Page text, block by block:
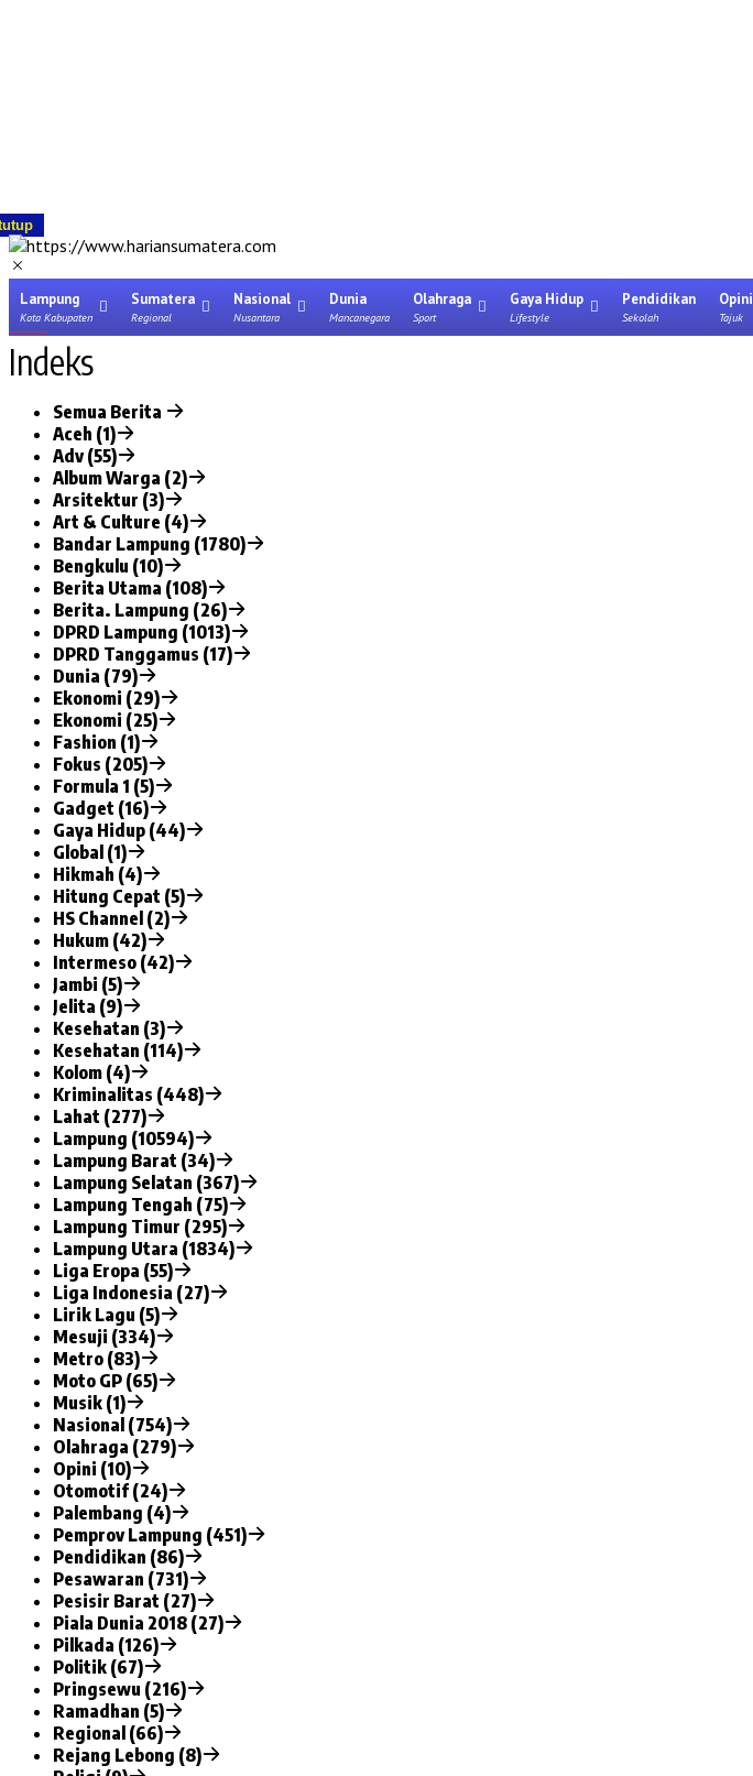
Lampung
Kota Kabupaten
Sumatera
Regional
Nasional
Nusantara
Dunia
Mancanegara
Olahraga
Sport
Gaya Hidup
Lifestyle
Pendidikan
Sekolah
Opini
Tajuk
Indeks
Semua Berita
Aceh (1)
Adv (55)
Album Warga (2)
Arsitektur (3)
Art & Culture (4)
Bandar Lampung (1780)
Bengkulu (10)
Berita Utama (108)
Berita. Lampung (26)
DPRD Lampung (1013)
DPRD Tanggamus (17)
Dunia (79)
Ekonomi (29)
Ekonomi (25)
Fashion (1)
Fokus (205)
Formula 1 (5)
Gadget (16)
Gaya Hidup (44)
Global (1)
Hikmah (4)
Hitung Cepat (5)
HS Channel (2)
Hukum (42)
Intermeso (42)
Jambi (5)
Jelita (9)
Kesehatan (3)
Kesehatan (114)
Kolom (4)
Kriminalitas (448)
Lahat (277)
Lampung (10594)
Lampung Barat (34)
Lampung Selatan (367)
Lampung Tengah (75)
Lampung Timur (295)
Lampung Utara (1834)
Liga Eropa (55)
Liga Indonesia (27)
Lirik Lagu (5)
Mesuji (334)
Metro (83)
Moto GP (65)
Musik (1)
Nasional (754)
Olahraga (279)
Opini (10)
Otomotif (24)
Palembang (4)
Pemprov Lampung (451)
Pendidikan (86)
Pesawaran (731)
Pesisir Barat (27)
Piala Dunia 2018 (27)
Pilkada (126)
Politik (67)
Pringsewu (216)
Ramadhan (5)
Regional (66)
Rejang Lebong (8)